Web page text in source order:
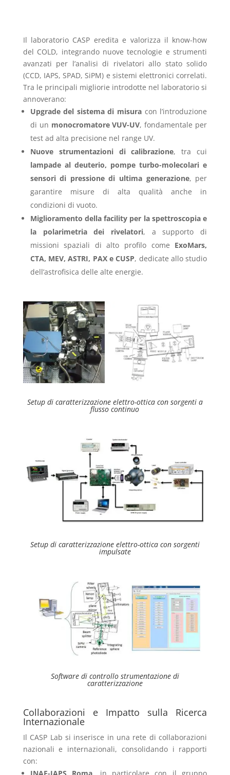
Il laboratorio CASP eredita e valorizza il know-how
del COLD, integrando nuove tecnologie e strumenti
avanzati per l’analisi di rivelatori allo stato solido
(CCD, IAPS, SPAD, SiPM) e sistemi elettronici correlati.
Tra le principali migliorie introdotte nel laboratorio si
annoverano:
Upgrade del sistema di misura con l’introduzione
di un monocromatore VUV-UV, fondamentale per
test ad alta precisione nel range UV.
Nuove strumentazioni di calibrazione, tra cui
lampade al deuterio, pompe turbo-molecolari e
sensori di pressione di ultima generazione, per
garantire misure di alta qualità anche in
condizioni di vuoto​.
Miglioramento della facility per la spettroscopia e
la polarimetria dei rivelatori, a supporto di
missioni spaziali di alto profilo come ExoMars,
CTA, MEV, ASTRI, PAX e CUSP, dedicate allo studio
dell’astrofisica delle alte energie​.
Setup di caratterizzazione elettro-ottica con sorgenti a
flusso continuo
Setup di caratterizzazione elettro-ottica con sorgenti
impulsate
Software di controllo strumentazione di
caratterizzazione
Collaborazioni e Impatto sulla Ricerca
Internazionale
Il CASP Lab si inserisce in una rete di collaborazioni
nazionali e internazionali, consolidando i rapporti
con: